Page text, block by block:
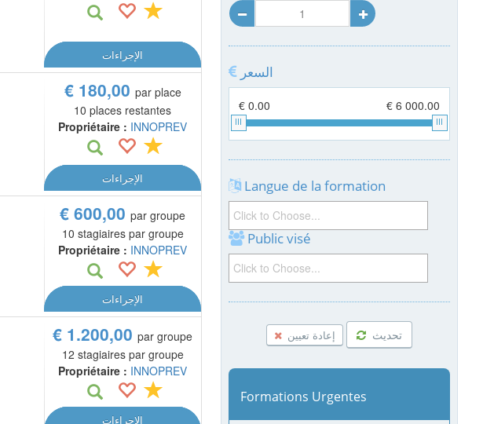
الإجراءات
€ 180,00 par place
10 places restantes
Propriétaire : INNOPREV
الإجراءات
€ 600,00 par groupe
10 stagiaires par groupe
Propriétaire : INNOPREV
الإجراءات
€ 1.200,00 par groupe
12 stagiaires par groupe
Propriétaire : INNOPREV
الإجراءات
السعر
€ 0.00 € 6 000.00
Langue de la formation
Public visé
إعادة تعيين تحديث
Formations Urgentes